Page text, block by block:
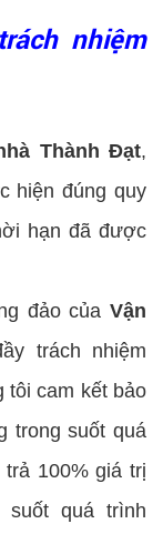
nhiệm
Thành Đạt,
hiện đúng quy
hạn đã được
đảo củaVận
trách nhiệm
tôi cam kết bảo
trong suốt quá
100% giá trị
quá trình